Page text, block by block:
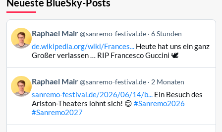
Neueste BlueSky-Posts
Beitrag
von
Raphael
Bluesky
ansehen
Raphael Mair @sanremo-festival.de 6 Stunden
de.wikipedia.org/wiki/Frances...Heute hat uns ein ganz
Großer verlassen … RIP Francesco Guccini 🕊️
Beitrag
von
Raphael
Raphael Mair @sanremo-festival.de 2 Monaten
sanremo-festival.de/2026/06/14/b...Ein Besuch des
Ariston-Theaters lohnt sich! 😊 #Sanremo2026
#Sanremo2027